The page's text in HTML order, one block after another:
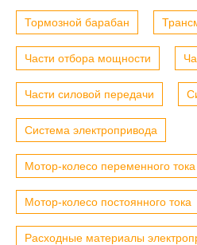
Тормозной барабан
Части отбора мощности
Части силовой передачи
Система электропривода
Мотор-колесо переменного тока
Мотор-колесо постоянного тока
Расходные материалы